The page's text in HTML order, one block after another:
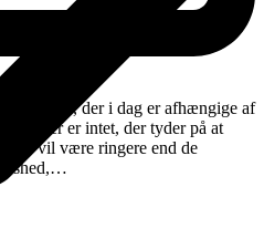
sektorer, der i dag er afhængige af
Der er intet, der tyder på at
vil være ringere end de